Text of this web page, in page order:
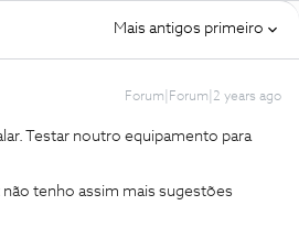
Mais antigos primeiro
Forum|Forum|2 years ago
Testar noutro equipamento para
tenho assim mais sugestões